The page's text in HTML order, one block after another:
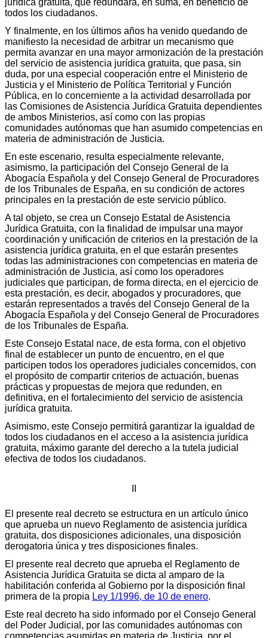
jurídica gratuita, que redundará, en suma, en beneficio de
todos los ciudadanos.
Y finalmente, en los últimos años ha venido quedando de
manifiesto la necesidad de arbitrar un mecanismo que
permita avanzar en una mayor armonización de la prestación
del servicio de asistencia jurídica gratuita, que pasa, sin
duda, por una especial cooperación entre el Ministerio de
Justicia y el Ministerio de Política Territorial y Función
Pública, en lo concerniente a la actividad desarrollada por
las Comisiones de Asistencia Jurídica Gratuita dependientes
de ambos Ministerios, así como con las propias
comunidades autónomas que han asumido competencias en
materia de administración de Justicia.
En este escenario, resulta especialmente relevante,
asimismo, la participación del Consejo General de la
Abogacía Española y del Consejo General de Procuradores
de los Tribunales de España, en su condición de actores
principales en la prestación de este servicio público.
A tal objeto, se crea un Consejo Estatal de Asistencia
Jurídica Gratuita, con la finalidad de impulsar una mayor
coordinación y unificación de criterios en la prestación de la
asistencia jurídica gratuita, en el que estarán presentes
todas las administraciones con competencias en materia de
administración de Justicia, así como los operadores
judiciales que participan, de forma directa, en el ejercicio de
esta prestación, es decir, abogados y procuradores, que
estarán representados a través del Consejo General de la
Abogacía Española y del Consejo General de Procuradores
de los Tribunales de España.
Este Consejo Estatal nace, de esta forma, con el objetivo
final de establecer un punto de encuentro, en el que
participen todos los operadores judiciales concernidos, con
el propósito de compartir criterios de actuación, buenas
prácticas y propuestas de mejora que redunden, en
definitiva, en el fortalecimiento del servicio de asistencia
jurídica gratuita.
Asimismo, este Consejo permitirá garantizar la igualdad de
todos los ciudadanos en el acceso a la asistencia jurídica
gratuita, máximo garante del derecho a la tutela judicial
efectiva de todos los ciudadanos.
El presente real decreto se estructura en un artículo único
que aprueba un nuevo Reglamento de asistencia jurídica
gratuita, dos disposiciones adicionales, una disposición
derogatoria única y tres disposiciones finales.
El presente real decreto que aprueba el Reglamento de
Asistencia Jurídica Gratuita se dicta al amparo de la
habilitación conferida al Gobierno por la disposición final
primera de la propia Ley 1/1996, de 10 de enero.
Este real decreto ha sido informado por el Consejo General
del Poder Judicial, por las comunidades autónomas con
competencias asumidas en materia de Justicia, por el